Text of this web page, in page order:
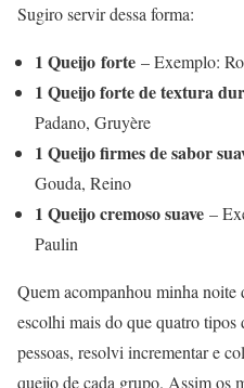
Sugiro servir dessa forma:
1 Queijo forte – Exemplo:
1 Queijo forte de textura
Padano, Gruyère
1 Queijo firmes de sabor
Gouda, Reino
1 Queijo cremoso suave –
Paulin
Quem acompanhou minha noite
escolhi mais do que quatro
pessoas, resolvi incrementar e
queijo de cada grupo. Assim os